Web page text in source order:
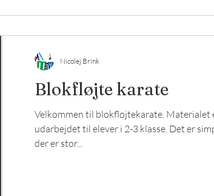
Blokfløjte karate
Velkommen til blokfløjtekarate.
udarbejdet til elever i 2-3 klasse. Det er
der er stor...
Nicolej Brink